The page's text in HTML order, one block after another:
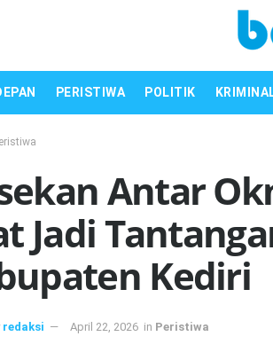
PERISTIWA POLITIK
Antar
Jadi
Kediri
redaksi April 22, 2026 in Peristiwa